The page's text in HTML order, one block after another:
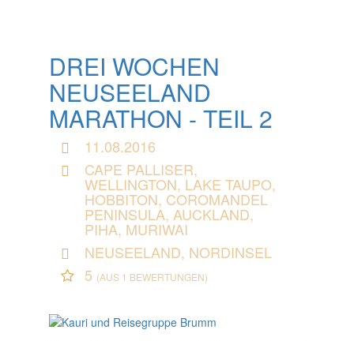
DREI WOCHEN
NEUSEELAND
MARATHON - TEIL 2
11.08.2016
CAPE PALLISER,
WELLINGTON, LAKE TAUPO,
HOBBITON, COROMANDEL
PENINSULA, AUCKLAND,
PIHA, MURIWAI
NEUSEELAND, NORDINSEL
5 (AUS 1 BEWERTUNGEN)